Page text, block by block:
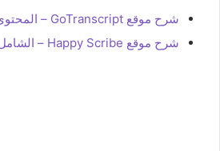
شرح موقع GoTranscript – المحتوى الذهبي
شرح موقع Happy Scribe – الشامل